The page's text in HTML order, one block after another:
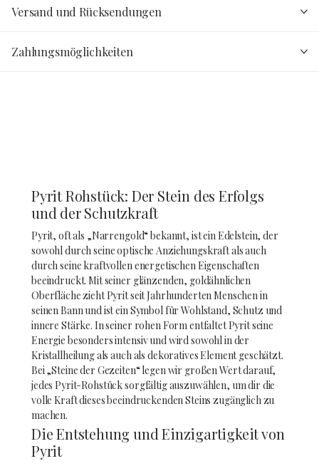
Versand und Rücksendungen
Zahlungsmöglichkeiten
Pyrit Rohstück: Der Stein des Erfolgs
und der Schutzkraft
Pyrit, oft als „Narrengold“ bekannt, ist ein Edelstein, der
sowohl durch seine optische Anziehungskraft als auch
durch seine kraftvollen energetischen Eigenschaften
beeindruckt. Mit seiner glänzenden, goldähnlichen
Oberfläche zieht Pyrit seit Jahrhunderten Menschen in
seinen Bann und ist ein Symbol für Wohlstand, Schutz und
innere Stärke. In seiner rohen Form entfaltet Pyrit seine
Energie besonders intensiv und wird sowohl in der
Kristallheilung als auch als dekoratives Element geschätzt.
Bei „Steine der Gezeiten“ legen wir großen Wert darauf,
jedes Pyrit-Rohstück sorgfältig auszuwählen, um dir die
volle Kraft dieses beeindruckenden Steins zugänglich zu
machen.
Die Entstehung und Einzigartigkeit von
Pyrit